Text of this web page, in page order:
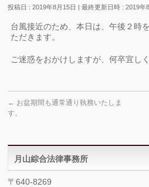
投稿日 : 2019年8月15日 最終更新日時 : 2019年
台風接近のため、本日は、午後２時
ただきます。
ご迷惑をおかけしますが、何卒宜し
← お盆期間も通常通り執務いたしま
す。
月山綜合法律事務所
〒640-8269